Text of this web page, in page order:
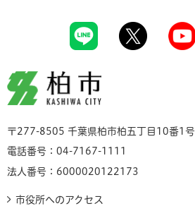
柏市
〒277-8505 千葉県柏市柏五丁目10番1号
電話番号：04-7167-1111
法人番号：6000020122173
市役所へのアクセス